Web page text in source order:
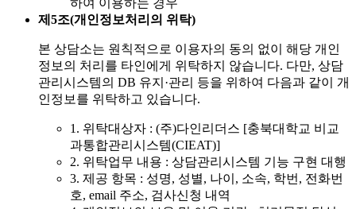
하여 이용하는 경우
제5조(개인정보처리의 위탁)
본 상담소는 원칙적으로 이용자의 동의 없이 해당 개인
정보의 처리를 타인에게 위탁하지 않습니다. 다만, 상담
관리시스템의 DB 유지·관리 등을 위하여 다음과 같이 개
인정보를 위탁하고 있습니다.
1. 위탁대상자 : (주)다인리더스 [충북대학교 비교
과통합관리시스템(CIEAT)]
2. 위탁업무 내용 : 상담관리시스템 기능 구현 대행
3. 제공 항목 : 성명, 성별, 나이, 소속, 학번, 전화번
호, email 주소, 검사신청 내역